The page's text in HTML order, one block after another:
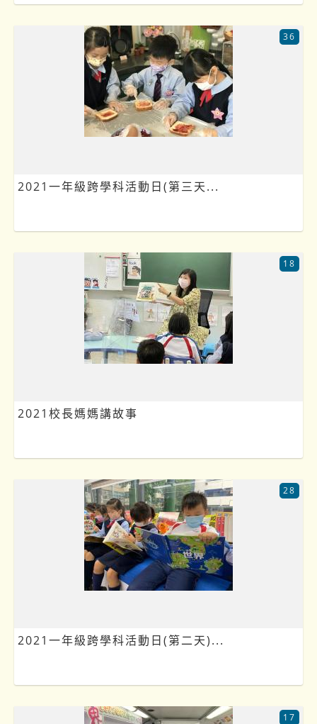
2021一年級跨學科活動日(第三天...
36
2021校長媽媽講故事
18
2021一年級跨學科活動日(第二天)...
28
17